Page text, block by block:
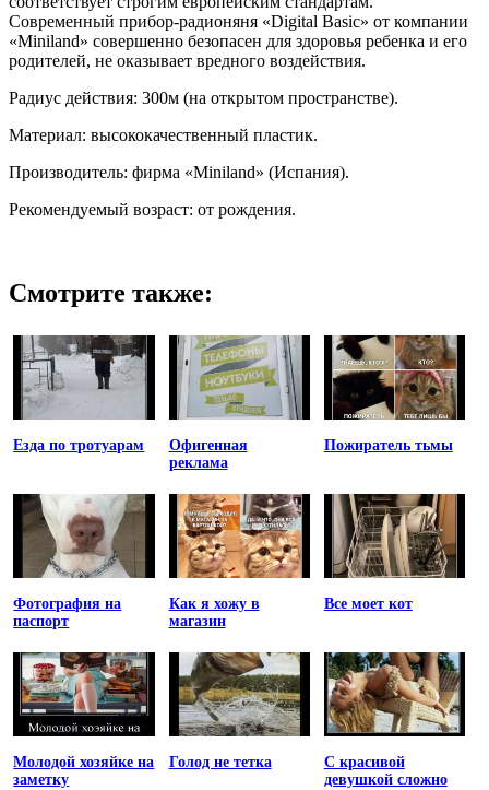
Современный прибор-радионяня «Digital Basic» от компании
«Miniland» совершенно безопасен для здоровья ребенка и его
родителей, не оказывает вредного воздействия.
Радиус действия: 300м (на открытом пространстве).
Материал: высококачественный пластик.
Производитель: фирма «Miniland» (Испания).
Рекомендуемый возраст: от рождения.
Смотрите также:
Езда по тротуарам
Офигенная
реклама
Пожиратель тьмы
Фотография на
паспорт
Как я хожу в
магазин
Все моет кот
Молодой хозяйке на
заметку
Голод не тетка
С красивой
девушкой сложно